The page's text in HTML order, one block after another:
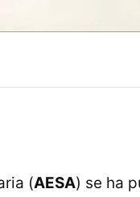
(AESA) se ha